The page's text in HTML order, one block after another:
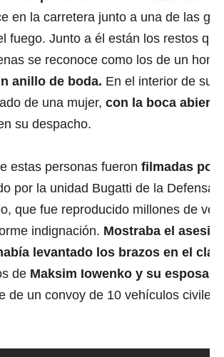
en la carretera junto a una de las
fuego. Junto a él están los restos
se reconoce como los de un
anillo de boda. En el interior de su
de una mujer, con la boca
su despacho.
estas personas fueron filmadas por
por la unidad Bugatti de la Defensa
que fue reproducido millones de
indignación. Mostraba el
levantado los brazos en el
de Maksim Iowenko y su esposa
de un convoy de 10 vehículos civiles